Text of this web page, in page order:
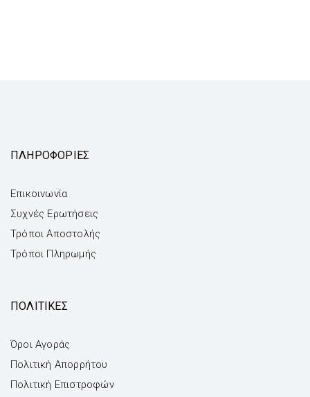
ΠΛΗΡΟΦΟΡΙΕΣ
Επικοινωνία
Συχνές Ερωτήσεις
Τρόποι Αποστολής
Τρόποι Πληρωμής
ΠΟΛΙΤΙΚΕΣ
Όροι Αγοράς
Πολιτική Απορρήτου
Πολιτική Επιστροφών